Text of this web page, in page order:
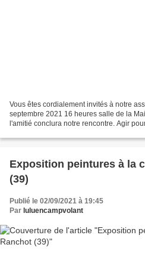
Vous êtes cordialement invités à notre
septembre 2021 16 heures salle de la
l'amitié conclura notre rencontre. Agir
Exposition peintures à la
(39)
Publié le 02/09/2021 à 19:45
Par luluencampvolant